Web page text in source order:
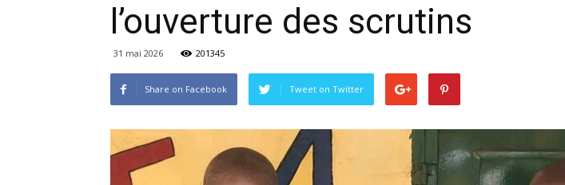
l’ouverture des scrutins
31 mai 2026 201345
Share on Facebook Tweet on Twitter